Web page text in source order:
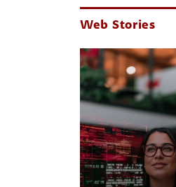
Web Stories